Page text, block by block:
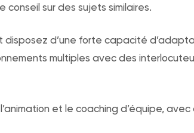
conseil sur des sujets similaires.
d’une forte capacité
multiples avec des
et le coaching d’équipe, avec